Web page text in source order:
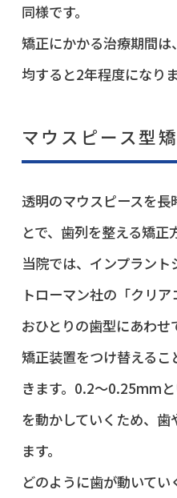
同様です。
矯正にかかる治療期間
均すると2年程度になりま
マウスピース型
透明のマウスピースを
とで、歯列を整える矯正
当院では、インプラン
トローマン社の「クリ
おひとりの歯型にあわ
矯正装置をつけ替えるこ
きます。0.2～0.25mm
を動かしていくため、
ます。
どのように歯が動いて